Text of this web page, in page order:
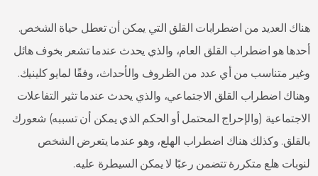
هناك العديد من اضطرابات القلق التي يمكن أن تعطل حياة الشخص.
أحدها هو اضطراب القلق العام، والذي يحدث عندما تشعر بخوف هائل
وغير متناسب من أي عدد من الظروف والأحداث، وفقًا لمايو كلينيك.
وهناك اضطراب القلق الاجتماعي، والذي يحدث عندما تثير التفاعلات
الاجتماعية (والإحراج المحتمل أو الحكم الذي يمكن أن تسببه) شعورك
بالقلق. وكذلك هناك اضطراب الهلع، وهو عندما يتعرض الشخص
لنوبات هلع متكررة تتضمن رعبًا لا يمكن السيطرة عليه.